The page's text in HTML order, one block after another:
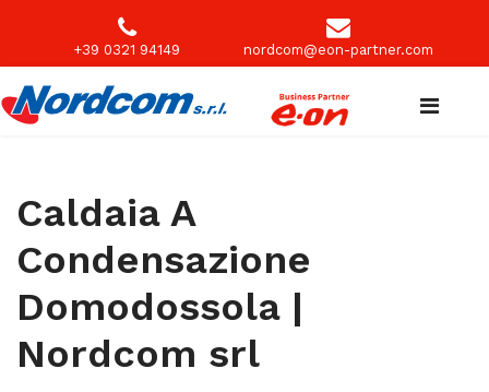
+39 0321 94149 nordcom@eon-partner.com
Caldaia A
Condensazione
Domodossola |
Nordcom srl